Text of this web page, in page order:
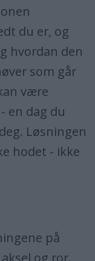
du er, og
hvordan den
som går
være
en dag du
Løsningen
hodet - ikke
på
og ror.